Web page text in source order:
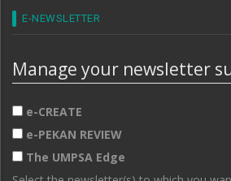
E-NEWSLETTER
Manage your newsletter
e-CREATE
e-PEKAN REVIEW
The UMPSA Edge